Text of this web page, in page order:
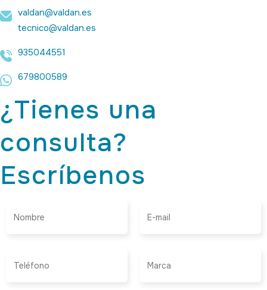
valdan@valdan.es
tecnico@valdan.es
935044551
679800589
¿Tienes una
consulta?
Escríbenos